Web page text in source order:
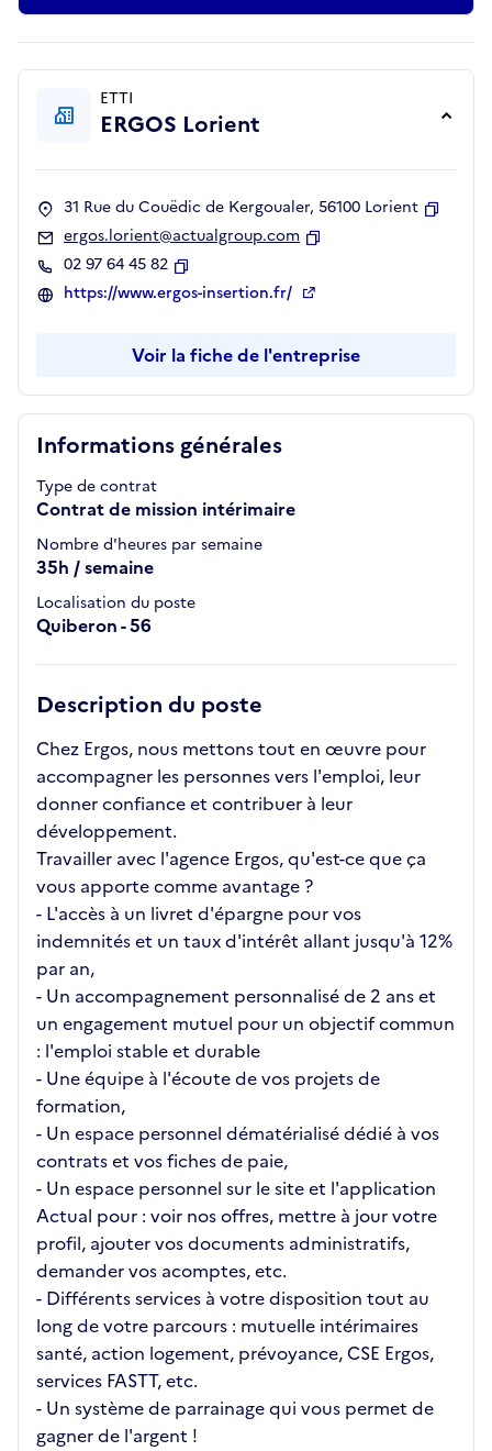
Informations générales
Type de contrat
Contrat de mission intérimaire
Nombre d'heures par semaine
35h / semaine
Localisation du poste
Quiberon - 56
Description du poste
Chez Ergos, nous mettons tout en œuvre pour
accompagner les personnes vers l'emploi, leur
donner confiance et contribuer à leur
développement.
Travailler avec l'agence Ergos, qu'est-ce que ça
vous apporte comme avantage ?
- L'accès à un livret d'épargne pour vos
indemnités et un taux d'intérêt allant jusqu'à 12%
par an,
- Un accompagnement personnalisé de 2 ans et
un engagement mutuel pour un objectif commun
: l'emploi stable et durable
- Une équipe à l'écoute de vos projets de
formation,
- Un espace personnel dématérialisé dédié à vos
contrats et vos fiches de paie,
- Un espace personnel sur le site et l'application
Actual pour : voir nos offres, mettre à jour votre
profil, ajouter vos documents administratifs,
demander vos acomptes, etc.
- Différents services à votre disposition tout au
long de votre parcours : mutuelle intérimaires
santé, action logement, prévoyance, CSE Ergos,
services FASTT, etc.
- Un système de parrainage qui vous permet de
gagner de l'argent !
ETTI
ERGOS Lorient
31 Rue du Couëdic de Kergoualer, 56100 Lorient
ergos.lorient@actualgroup.com
02 97 64 45 82
Copier
https://www.ergos-insertion.fr/
Voir la fiche de l'entreprise